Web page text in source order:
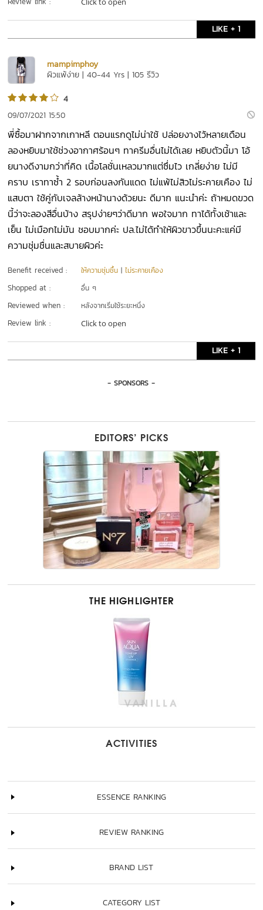
LIKE + 1
mampimphoy
ผิวแพ้ง่าย | 40-44 Yrs | 105 รีวิว
4
09/07/2021 15:50
พี่ซื้อมาฝากจากเกาหลี ตอนแรกดูไม่น่าใช้ ปล่อยงางไว้หลายเดือน
ลองหยิบมาใช้ช่วงอากาศร้อนๆ ทาครีมอื่นไม่ได้เลย หยิบตัวนี้มา โอ้
ยนางดีงามกว่าที่คิด เนื้อโลชั่นเหลวมากแต่ซึ่มไว เกลี่ยง่าย ไม่มี
คราบ เราทาซ้ำ 2 รอบก่อนลงกันแดด ไม่แพ้ไม่สิวไม่ระคายเคือง ไม่
แสบตา ใช้คู่กับเจลล้างหน้านางด้วยนะ ดีมาก แนะนำค่ะ ถ้าหมดขวด
นี้ว่าจะลองสีอื่นบ้าง สรุปง่ายๆว่าดีมาก พอใจมาก ทาได้ทั้งเช้าและ
เย็น ไม่เมือกไม่มัน ชอบมากค่ะ ปล.ไม่ได้ทำให้ผิวขาวขึ้นนะคะแค่มี
ความชุ่มชื่นและสบายผิวค่ะ
Benefit received : ให้ความชุ่มชื้น |ไม่ระคายเคือง
Shopped at : อื่น ๆ
Reviewed when : หลังจากเริ่มใช้ระยะหนึ่ง
Review link : Click to open
LIKE + 1
- SPONSORS -
EDITORS’ PICKS
THE HIGHLIGHTER
ACTIVITIES
ESSENCE RANKING
REVIEW RANKING
BRAND LIST
CATEGORY LIST